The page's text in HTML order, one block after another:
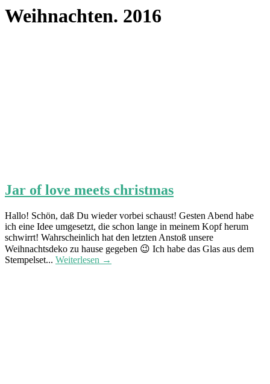
Weihnachten. 2016
Jar of love meets christmas
Hallo! Schön, daß Du wieder vorbei schaust! Gesten Abend habe
ich eine Idee umgesetzt, die schon lange in meinem Kopf herum
schwirrt! Wahrscheinlich hat den letzten Anstoß unsere
Weihnachtsdeko zu hause gegeben 😉 Ich habe das Glas aus dem
Stempelset... Weiterlesen →